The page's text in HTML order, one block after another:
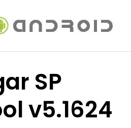
SP
v5.1624